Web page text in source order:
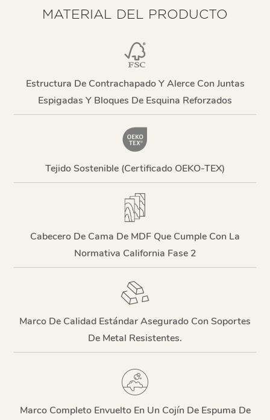
MATERIAL DEL PRODUCTO
Estructura De Contrachapado Y Alerce Con Juntas
Espigadas Y Bloques De Esquina Reforzados
Tejido Sostenible (certificado OEKO-TEX)
Cabecero De Cama De MDF Que Cumple Con La
Normativa California Fase 2
Marco De Calidad Estándar Asegurado Con Soportes
De Metal Resistentes.
Marco Completo Envuelto En Un Cojín De Espuma De